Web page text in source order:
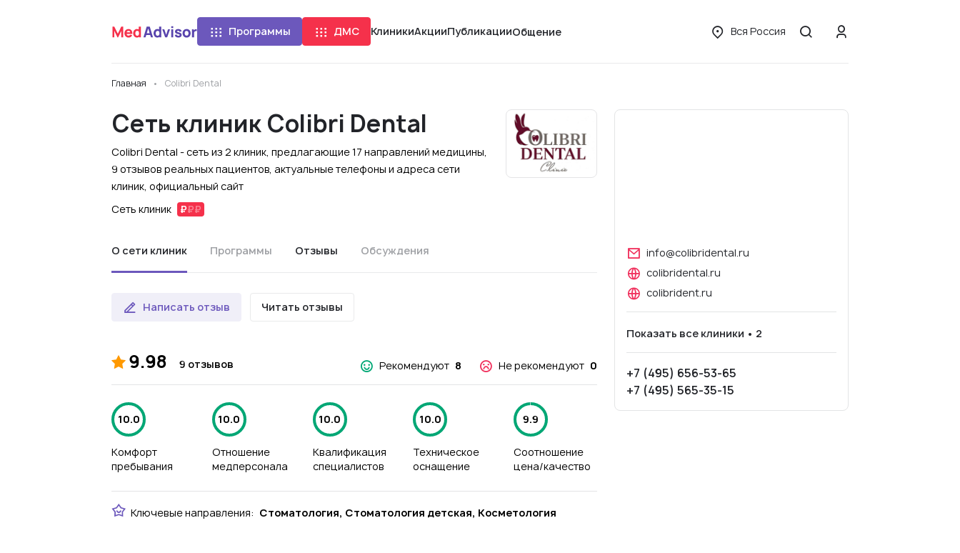
Программы ДМС КлиникиАкцииПубликацииОбщение Вся Россия
Главная Colibri Dental
Сеть клиник Colibri Dental
Colibri Dental - сеть из 2 клиник, предлагающие 17 направлений медицины,
9 отзывов реальных пациентов, актуальные телефоны и адреса сети
клиник, официальный сайт
Сеть клиник
О сети клиник Программы Отзывы Обсуждения
Написать отзыв Читать отзывы
9.98 9 отзывов Рекомендуют 8 Не рекомендуют 0
Комфорт
пребывания
10.0
Отношение
медперсонала
10.0
Квалификация
специалистов
10.0
Техническое
оснащение
10.0
Соотношение
цена/качество
9.9
Ключевые направления: Стоматология, Стоматология детская, Косметология
info@colibridental.ru
colibridental.ru
colibrident.ru
Показать все клиники • 2
+7 (495) 656-53-65
+7 (495) 565-35-15